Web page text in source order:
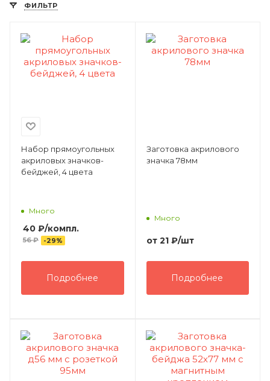
ФИЛЬТР
Набор прямоугольных
акриловых значков-
бейджей, 4 цвета
Много
40 ₽/компл.
56₽ -29%
Подробнее
Заготовка акрилового
значка 78мм
Много
от 21 ₽/шт
Подробнее